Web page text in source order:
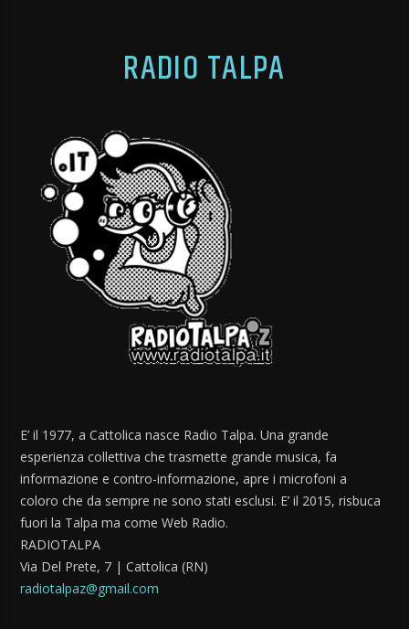
RADIO TALPA
E’ il 1977, a Cattolica nasce Radio Talpa. Una grande
esperienza collettiva che trasmette grande musica, fa
informazione e contro-informazione, apre i microfoni a
coloro che da sempre ne sono stati esclusi. E’ il 2015, risbuca
fuori la Talpa ma come Web Radio.
RADIOTALPA
Via Del Prete, 7 | Cattolica (RN)
radiotalpaz@gmail.com